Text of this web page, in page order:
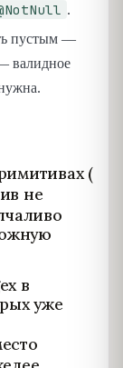
.
пустым —
валидное
(
не
в
уже